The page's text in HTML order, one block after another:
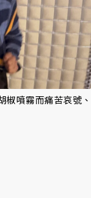
椒噴霧而痛苦哀號、